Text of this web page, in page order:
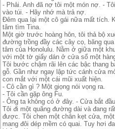
- Phải. Anh đã nợ tôi một món nợ. -
vào túi. - Hãy nhớ mà trả nợ.
Đêm qua lại một cô gái nữa mất tích.
tâm tìm Tina.
Một giờ trước hoàng hôn, tôi thả bộ
đường trồng đầy các cây cọ, băng
tâm của Honolulu. Nằm ở giữa một
với một tờ giấy dán ở cửa sổ một
Tôi bước chậm rãi lên các bậc thang
gỗ. Gần như ngay lập tức cánh cửa
con mắt với một cái mũi xuất hiện.
- Cô cần gì ? Một giọng nói vọng ra.
- Tôi cần gặp ông Fu.
- Ông ta không có ở đây. - Cửa bắt đầu
Tôi đi một quãng đường dài và đang
được. Tôi chen một chân kẹt cửa,
mang đôi dép mềm có quai. Tuy hơi